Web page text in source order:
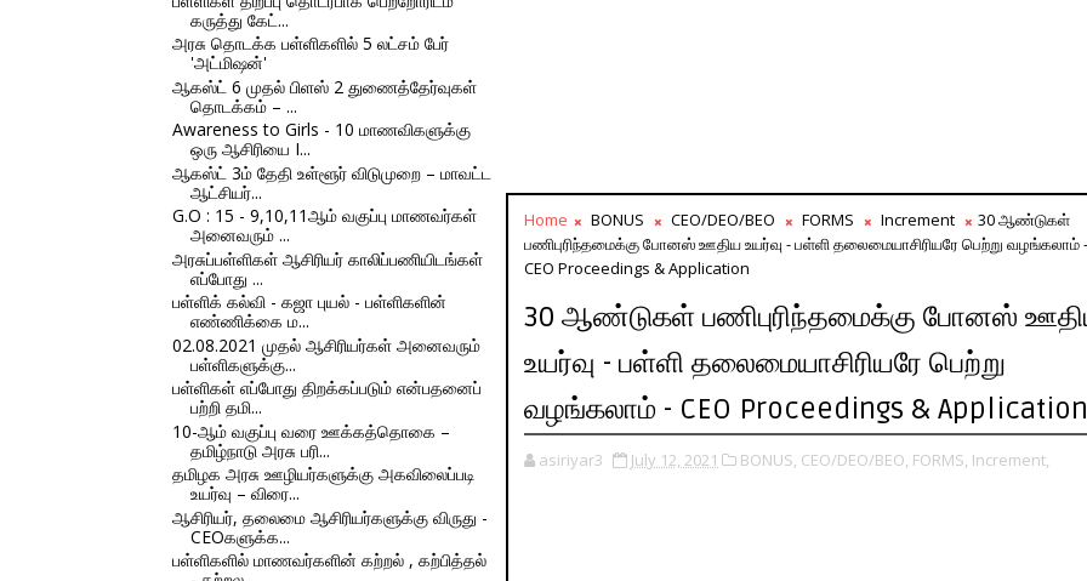
கருத்து கேட்...
அரசு தொடக்க பள்ளிகளில் 5 லட்சம் பேர்
'அட்மிஷன்'
ஆகஸ்ட் 6 முதல் பிளஸ் 2 துணைத்தேர்வுகள்
தொடக்கம் – ...
Awareness to Girls - 10 மாணவிகளுக்கு
ஒரு ஆசிரியை I...
ஆகஸ்ட் 3ம் தேதி உள்ளூர் விடுமுறை – மாவட்ட
ஆட்சியர்...
G.O : 15 - 9,10,11ஆம் வகுப்பு மாணவர்கள்
அனைவரும் ...
அரசுப்பள்ளிகள் ஆசிரியர் காலிப்பணியிடங்கள்
எப்போது ...
பள்ளிக் கல்வி - கஜா புயல் - பள்ளிகளின்
எண்ணிக்கை ம...
02.08.2021 முதல் ஆசிரியர்கள் அனைவரும்
பள்ளிகளுக்கு...
பள்ளிகள் எப்போது திறக்கப்படும் என்பதனைப்
பற்றி தமி...
10-ஆம் வகுப்பு வரை ஊக்கத்தொகை –
தமிழ்நாடு அரசு பரி...
தமிழக அரசு ஊழியர்களுக்கு அகவிலைப்படி
உயர்வு – விரை...
ஆசிரியர், தலைமை ஆசிரியர்களுக்கு விருது -
CEOகளுக்க...
பள்ளிகளில் மாணவர்களின் கற்றல் , கற்பித்தல்
Home BONUS CEO/DEO/BEO FORMS Increment
30 ஆண்டுகள்
பணிபுரிந்தமைக்கு போனஸ் ஊதிய உயர்வு - பள்ளி தலைமையாசிரியரே பெற்று வழங்கலாம் -
CEO Proceedings & Application
30 ஆண்டுகள் பணிபுரிந்தமைக்கு போனஸ்
உயர்வு - பள்ளி தலைமையாசிரியரே பெற்று
வழங்கலாம் - CEO Proceedings & Application
asiriyar3 July 12, 2021 BONUS, CEO/DEO/BEO, FORMS, Increment,